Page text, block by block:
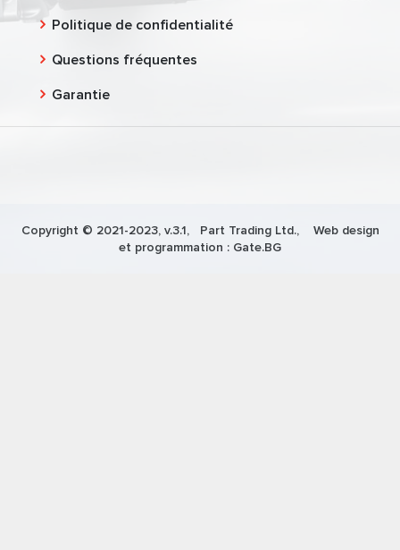
Politique de confidentialité
Questions fréquentes
Garantie
Copyright © 2021-2023, v.3.1, Part Trading Ltd., Web design
et programmation : Gate.BG